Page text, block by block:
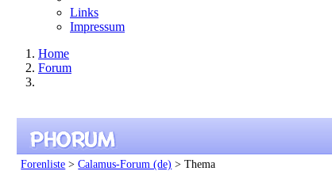
Links
Impressum
Home
Forum
Forenliste >Calamus-Forum (de) > Thema